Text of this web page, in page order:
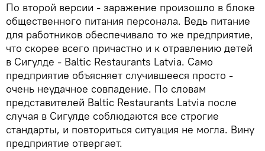
По второй версии - заражение произошло в блоке
общественного питания персонала. Ведь питание
для работников обеспечивало то же предприятие,
что скорее всего причастно и к отравлению детей
в Сигулде - Baltic Restaurants Latvia. Само
предприятие объясняет случившееся просто -
очень неудачное совпадение. По словам
представителей Baltic Restaurants Latvia после
случая в Сигулде соблюдаются все строгие
стандарты, и повториться ситуация не могла. Вину
предприятие отвергает.